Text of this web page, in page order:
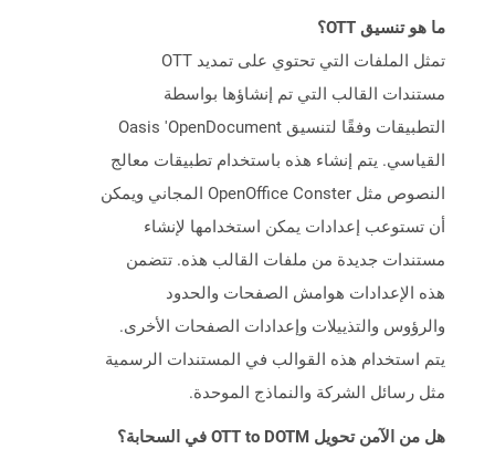
ما هو تنسيق OTT؟
تمثل الملفات التي تحتوي على تمديد OTT
مستندات القالب التي تم إنشاؤها بواسطة
التطبيقات وفقًا لتنسيق Oasis 'OpenDocument
القياسي. يتم إنشاء هذه باستخدام تطبيقات معالج
النصوص مثل OpenOffice Conster المجاني ويمكن
أن تستوعب إعدادات يمكن استخدامها لإنشاء
مستندات جديدة من ملفات القالب هذه. تتضمن
هذه الإعدادات هوامش الصفحات والحدود
والرؤوس والتذييلات وإعدادات الصفحات الأخرى.
يتم استخدام هذه القوالب في المستندات الرسمية
مثل رسائل الشركة والنماذج الموحدة.
هل من الآمن تحويل OTT to DOTM في السحابة؟